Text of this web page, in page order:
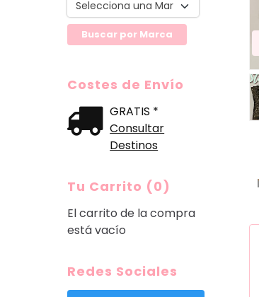
Costes de Envío
GRATIS *
Consultar
Destinos
Tu Carrito (0)
El carrito de la compra
está vacío
Redes Sociales